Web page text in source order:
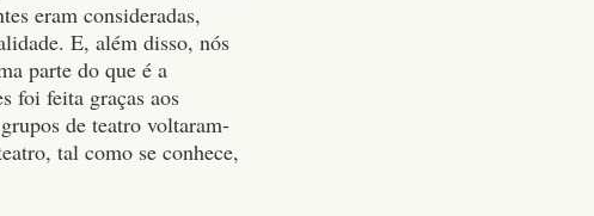
eram consideradas,
E, além disso, nós
parte do que é a
foi feita graças aos
de teatro voltaram-
tal como se conhece,